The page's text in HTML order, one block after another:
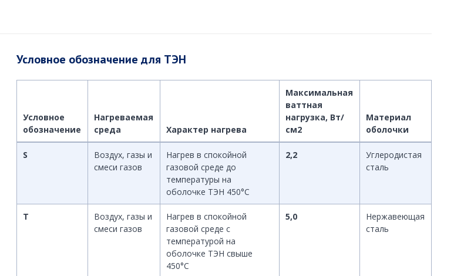
Условное обозначение для ТЭН
Условное
обозначение
Нагреваемая
среда
Характер нагрева
Максимальная
ваттная
нагрузка, Вт/
см2
Материал
оболочки
S
Воздух, газы и
смеси газов
Нагрев в спокойной
газовой среде до
температуры на
оболочке ТЭН 450°С
2,2
Углеродистая
сталь
T
Воздух, газы и
смеси газов
Нагрев в спокойной
газовой среде с
температурой на
оболочке ТЭН свыше
450°С
5,0
Нержавеющая
сталь